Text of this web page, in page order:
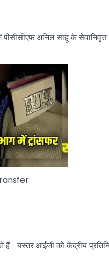
अनिल साहू के
बस्तर आईजी को केंद्रीय